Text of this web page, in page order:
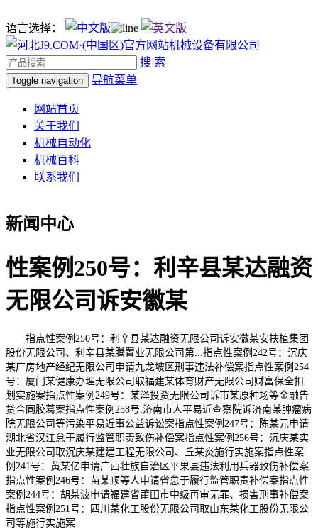
语言选择：
搜 索
Toggle navigation 导航菜单
网站首页
关于我们
机械自动化
机械百科
联系我们
新闻中心
性案例250号：利辛县某达融资
无限公司诉安徽某
指点性案例250号：利辛县某达融资无限公司诉安徽某安扶植集团
股份无限公司、利辛县某腾置业无限公司第...指点性案例242号：沉庆
某广房地产经纪无限公司申请九龙坡区刑事违法补偿案指点性案例254
号：厦门某健康办理无限公司取福建某体育财产无限公司财富保全扣
划实施案指点性案例249号：某泽投资无限公司诉市某原种场等金融告
贷合同胶葛案指点性案例258号:济南市人平易近查察院诉济南某肿瘤病
院无限公司等污染平易近事公益诉讼案指点性案例247号：陈某元申请
湖北省汉江怠于履行监管职责致伤补偿案指点性案例256号：沉庆某实
业无限公司取沉庆某建建工程无限公司、丘某炎施行实施案指点性案
例241号：黄某亿申请广西壮族自治区平果县违法利用兵器致伤补偿案
指点性案例246号：苗某顺等人申请省怠于履行监管职责补偿案指点性
案例244号：胡某波申请福建省莆田市中级再审无罪、损害刑事补偿案
指点性案例251号：四川某化工股份无限公司取山东某化工股份无限公
司等施行实施案